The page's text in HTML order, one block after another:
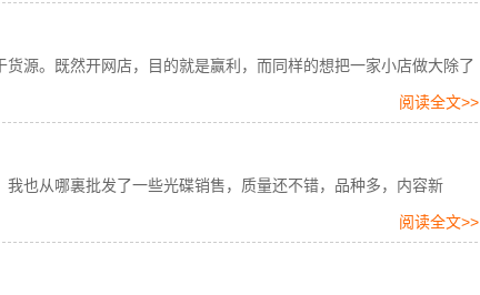
源。既然开网店，目的就是赢利，而同样的想把一家小店做大除了
阅读全文>>
也从哪裏批发了一些光碟销售，质量还不错，品种多，内容新
阅读全文>>